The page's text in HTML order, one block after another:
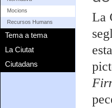
Mocions
Recursos Humans
Tema a tema
La Ciutat
Ciutadans
La